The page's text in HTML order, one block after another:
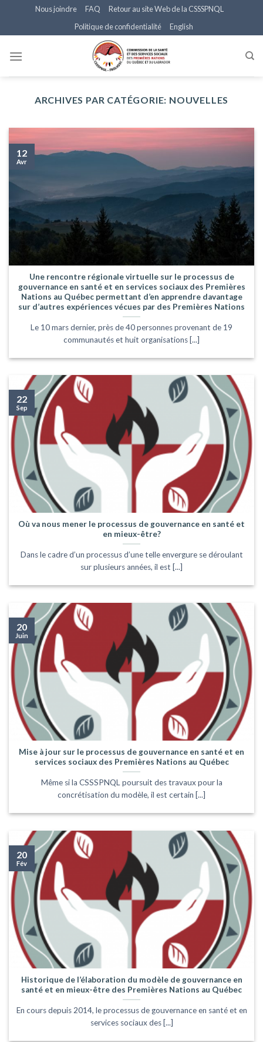
content
Nous joindre FAQ
Retour au site Web de la CSSSPNQL
Politique de confidentialité
English
ARCHIVES PAR CATÉGORIE: NOUVELLES
Une rencontre régionale virtuelle sur le processus de
gouvernance en santé et en services sociaux des Premières
Nations au Québec permettant d’en apprendre davantage
sur d’autres expériences vécues par des Premières Nations
Le 10 mars dernier, près de 40 personnes provenant de 19
communautés et huit organisations [...]
12
Avr
Où va nous mener le processus de gouvernance en santé et
en mieux-être?
Dans le cadre d’un processus d’une telle envergure se déroulant
sur plusieurs années, il est [...]
22
Sep
Mise à jour sur le processus de gouvernance en santé et en
services sociaux des Premières Nations au Québec
Même si la CSSSPNQL poursuit des travaux pour la
concrétisation du modèle, il est certain [...]
20
Juin
Historique de l’élaboration du modèle de gouvernance en
santé et en mieux-être des Premières Nations au Québec
En cours depuis 2014, le processus de gouvernance en santé et en
services sociaux des [...]
20
Fév